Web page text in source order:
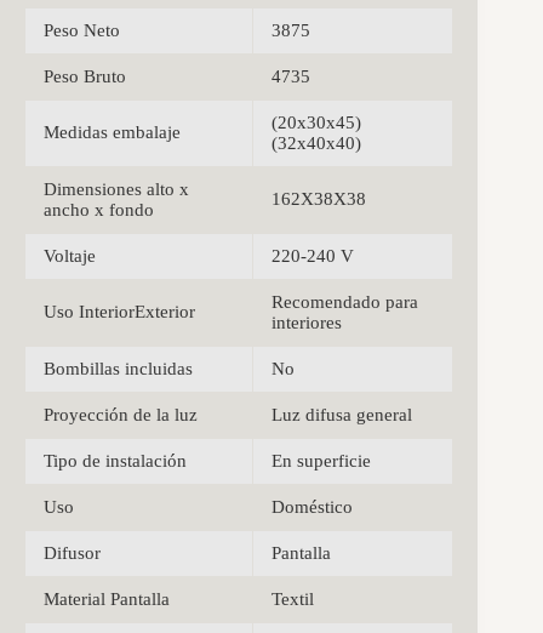
Peso Neto 3875
Peso Bruto 4735
Medidas embalaje
(20x30x45)
(32x40x40)
Dimensiones alto x
ancho x fondo
162X38X38
Voltaje 220-240 V
Uso InteriorExterior
Recomendado para
interiores
Bombillas incluidas No
Proyección de la luz Luz difusa general
Tipo de instalación En superficie
Uso Doméstico
Difusor Pantalla
Material Pantalla Textil